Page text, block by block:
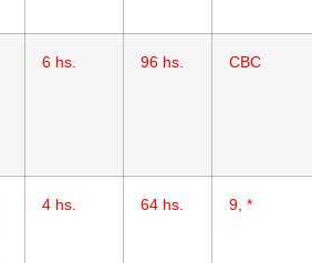
6 hs. 96 hs. CBC
4 hs. 64 hs. 9, *